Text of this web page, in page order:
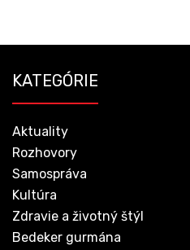
KATEGÓRIE
Aktuality
Rozhovory
Samospráva
Kultúra
Zdravie a životný štýl
Bedeker gurmána